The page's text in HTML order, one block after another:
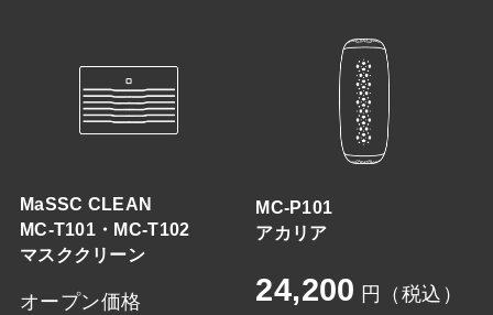
MaSSC CLEAN
MC-T101・MC-T102
マスククリーン
オープン価格
MC-P101
アカリア
24,200 円（税込）